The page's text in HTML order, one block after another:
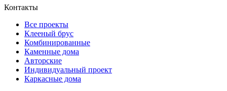
Контакты
Все проекты
Клееный брус
Комбинированные
Каменные дома
Авторские
Индивидуальный проект
Каркасные дома